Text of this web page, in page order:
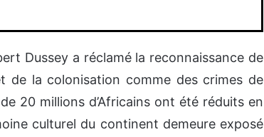
Dussey a réclamé la reconnaissance de
de la colonisation comme des crimes de
20 millions d’Africains ont été réduits en
culturel du continent demeure exposé